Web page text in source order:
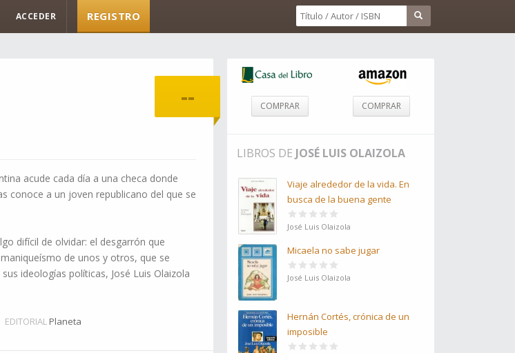
ACCEDER REGISTRO
--
acude cada día a una checa donde
conoce a un joven republicano del que se
difícil de olvidar: el desgarrón que
de unos y otros, que se
ideologías políticas, José Luis Olaizola
EDITORIAL Planeta
COMPRAR COMPRAR
LIBROS DE JOSÉ LUIS OLAIZOLA
Viaje alrededor de la vida. En
busca de la buena gente
José Luis Olaizola
Micaela no sabe jugar
José Luis Olaizola
Hernán Cortés, crónica de un
imposible